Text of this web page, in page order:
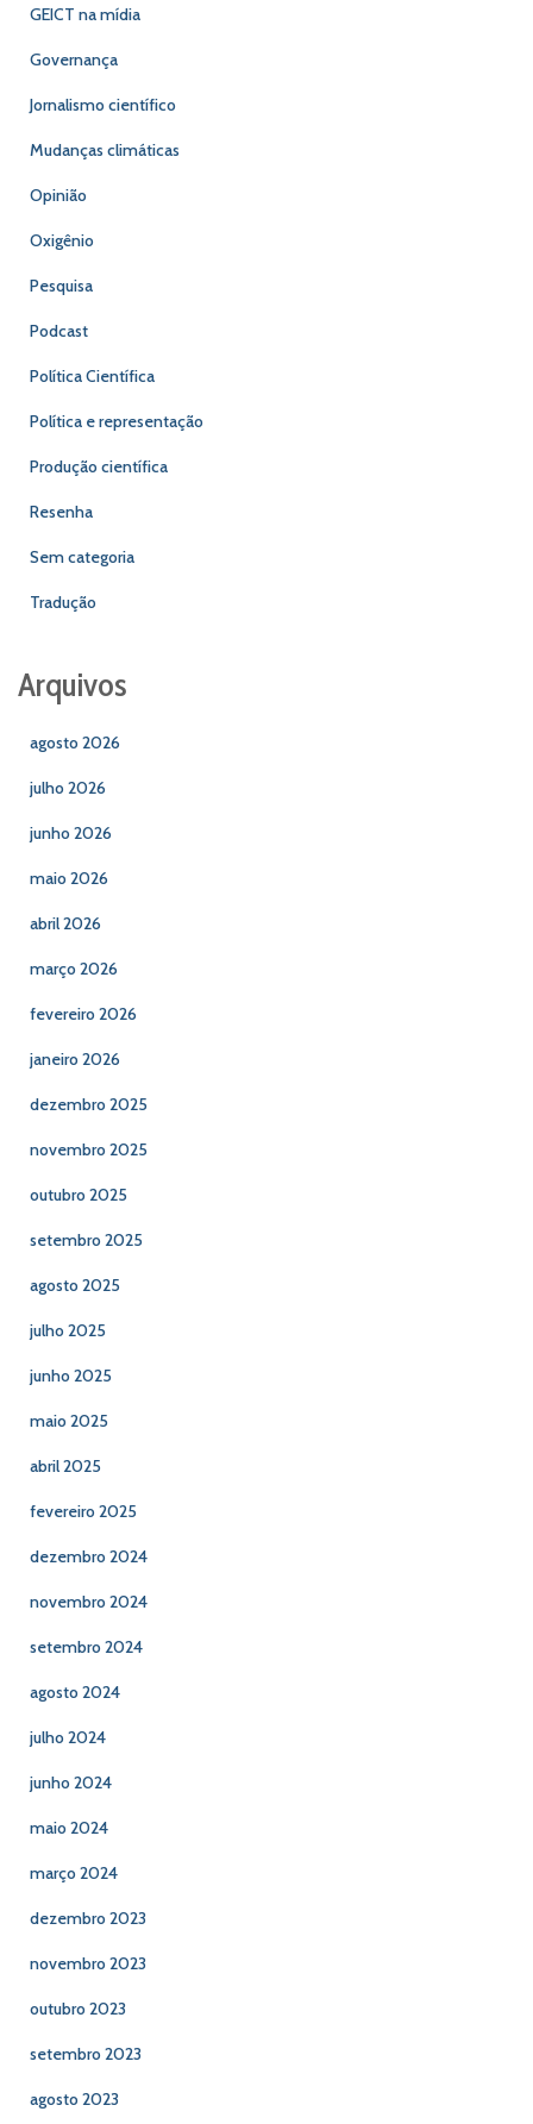
GEICT na mídia
Governança
Jornalismo científico
Mudanças climáticas
Opinião
Oxigênio
Pesquisa
Podcast
Política Científica
Política e representação
Produção científica
Resenha
Sem categoria
Tradução
Arquivos
agosto 2026
julho 2026
junho 2026
maio 2026
abril 2026
março 2026
fevereiro 2026
janeiro 2026
dezembro 2025
novembro 2025
outubro 2025
setembro 2025
agosto 2025
julho 2025
junho 2025
maio 2025
abril 2025
fevereiro 2025
dezembro 2024
novembro 2024
setembro 2024
agosto 2024
julho 2024
junho 2024
maio 2024
março 2024
dezembro 2023
novembro 2023
outubro 2023
setembro 2023
agosto 2023